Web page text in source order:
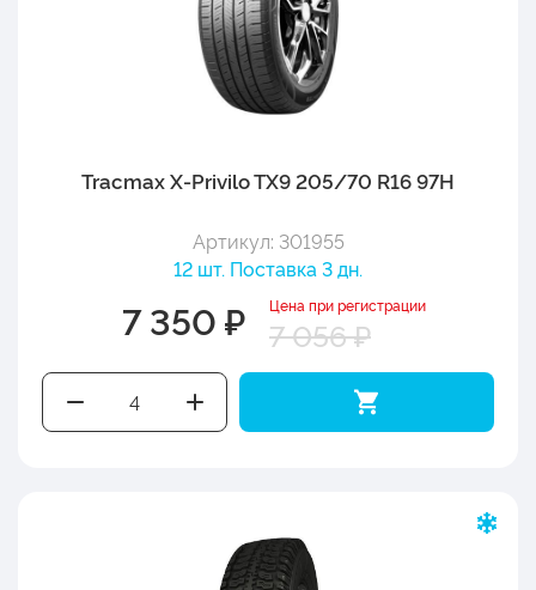
Tracmax X-Privilo TX9 205/70 R16 97H
Артикул: 301955
12 шт. Поставка 3 дн.
7 350 ₽ Цена при регистрации
7 056 ₽